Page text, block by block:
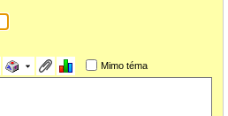
Mimo téma